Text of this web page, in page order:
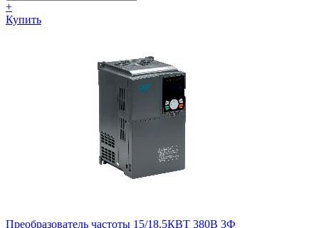
+
Купить
Преобразователь частоты 15/18.5КВТ 380В 3Ф